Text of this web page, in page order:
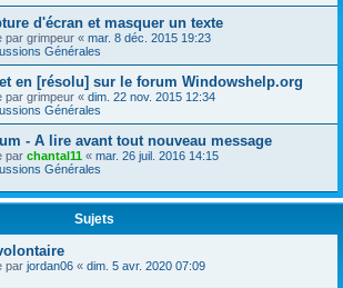
d'écran et masquer un texte
par grimpeur « mar. 8 déc. 2015 19:23
Générales
en [résolu] sur le forum Windowshelp.org
par grimpeur « dim. 22 nov. 2015 12:34
Générales
- A lire avant tout nouveau message
par chantal11 « mar. 26 juil. 2016 14:15
Générales
Sujets
par jordan06 « dim. 5 avr. 2020 07:09